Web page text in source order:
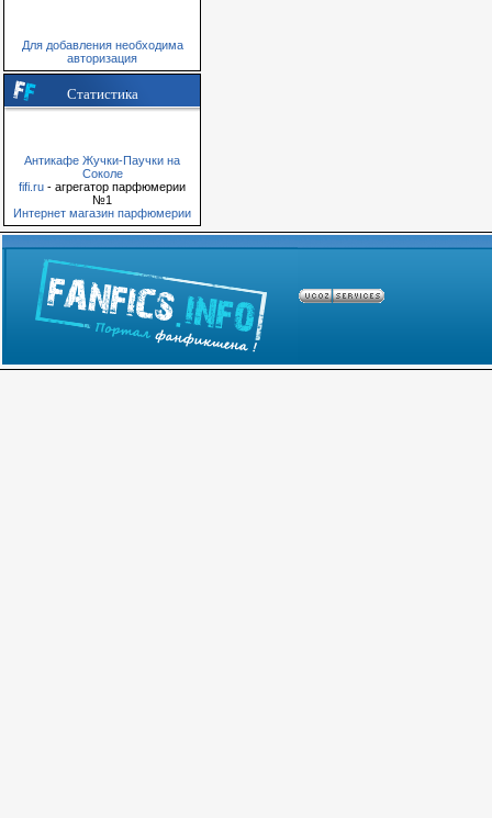
Для добавления необходима
авторизация
Статистика
Антикафе Жучки-Паучки на
Соколе
fifi.ru - агрегатор парфюмерии
№1
Интернет магазин парфюмерии